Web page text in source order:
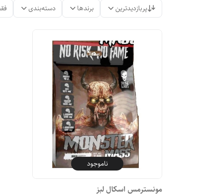
پربازدیدترین برندها دسته‌بندی
ناموجود
مونسترمس اسکال لبز